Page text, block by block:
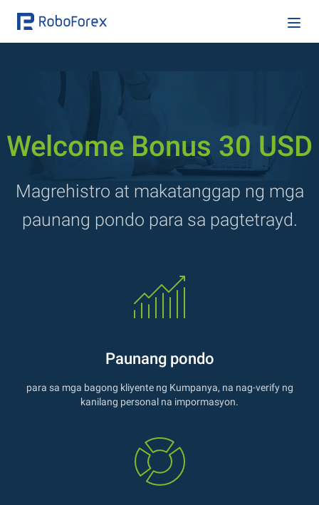
Welcome Bonus 30 USD
Magrehistro at makatanggap ng mga
paunang pondo para sa pagtetrayd.
Paunang pondo
para sa mga bagong kliyente ng Kumpanya, na nag-verify ng
kanilang personal na impormasyon.